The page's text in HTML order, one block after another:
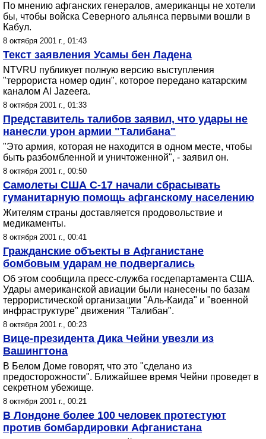
По мнению афганских генералов, американцы не хотели
бы, чтобы войска Северного альянса первыми вошли в
Кабул.
8 октября 2001 г., 01:43
Текст заявления Усамы бен Ладена
NTVRU публикует полную версию выступления
"террориста номер один", которое передано катарским
каналом Al Jazeera.
8 октября 2001 г., 01:33
Представитель талибов заявил, что удары не
нанесли урон армии "Талибана"
"Это армия, которая не находится в одном месте, чтобы
быть разбомбленной и уничтоженной", - заявил он.
8 октября 2001 г., 00:50
Самолеты США С-17 начали сбрасывать
гуманитарную помощь афганскому населению
Жителям страны доставляется продовольствие и
медикаменты.
8 октября 2001 г., 00:41
Гражданские объекты в Афганистане
бомбовым ударам не подвергались
Об этом сообщила пресс-служба госдепартамента США.
Удары американской авиации были нанесены по базам
террористической организации "Аль-Каида" и "военной
инфраструктуре" движения "Талибан".
8 октября 2001 г., 00:23
Вице-президента Дика Чейни увезли из
Вашингтона
В Белом Доме говорят, что это "сделано из
предосторожности". Ближайшее время Чейни проведет в
секретном убежище.
8 октября 2001 г., 00:21
В Лондоне более 100 человек протестуют
против бомбардировки Афганистана